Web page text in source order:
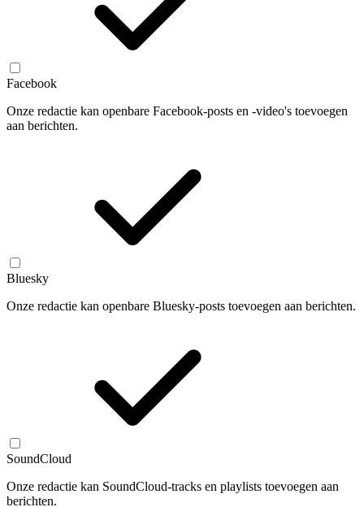
Facebook
Onze redactie kan openbare Facebook-posts en -video's toevoegen
aan berichten.
Bluesky
Onze redactie kan openbare Bluesky-posts toevoegen aan berichten.
SoundCloud
Onze redactie kan SoundCloud-tracks en playlists toevoegen aan
berichten.